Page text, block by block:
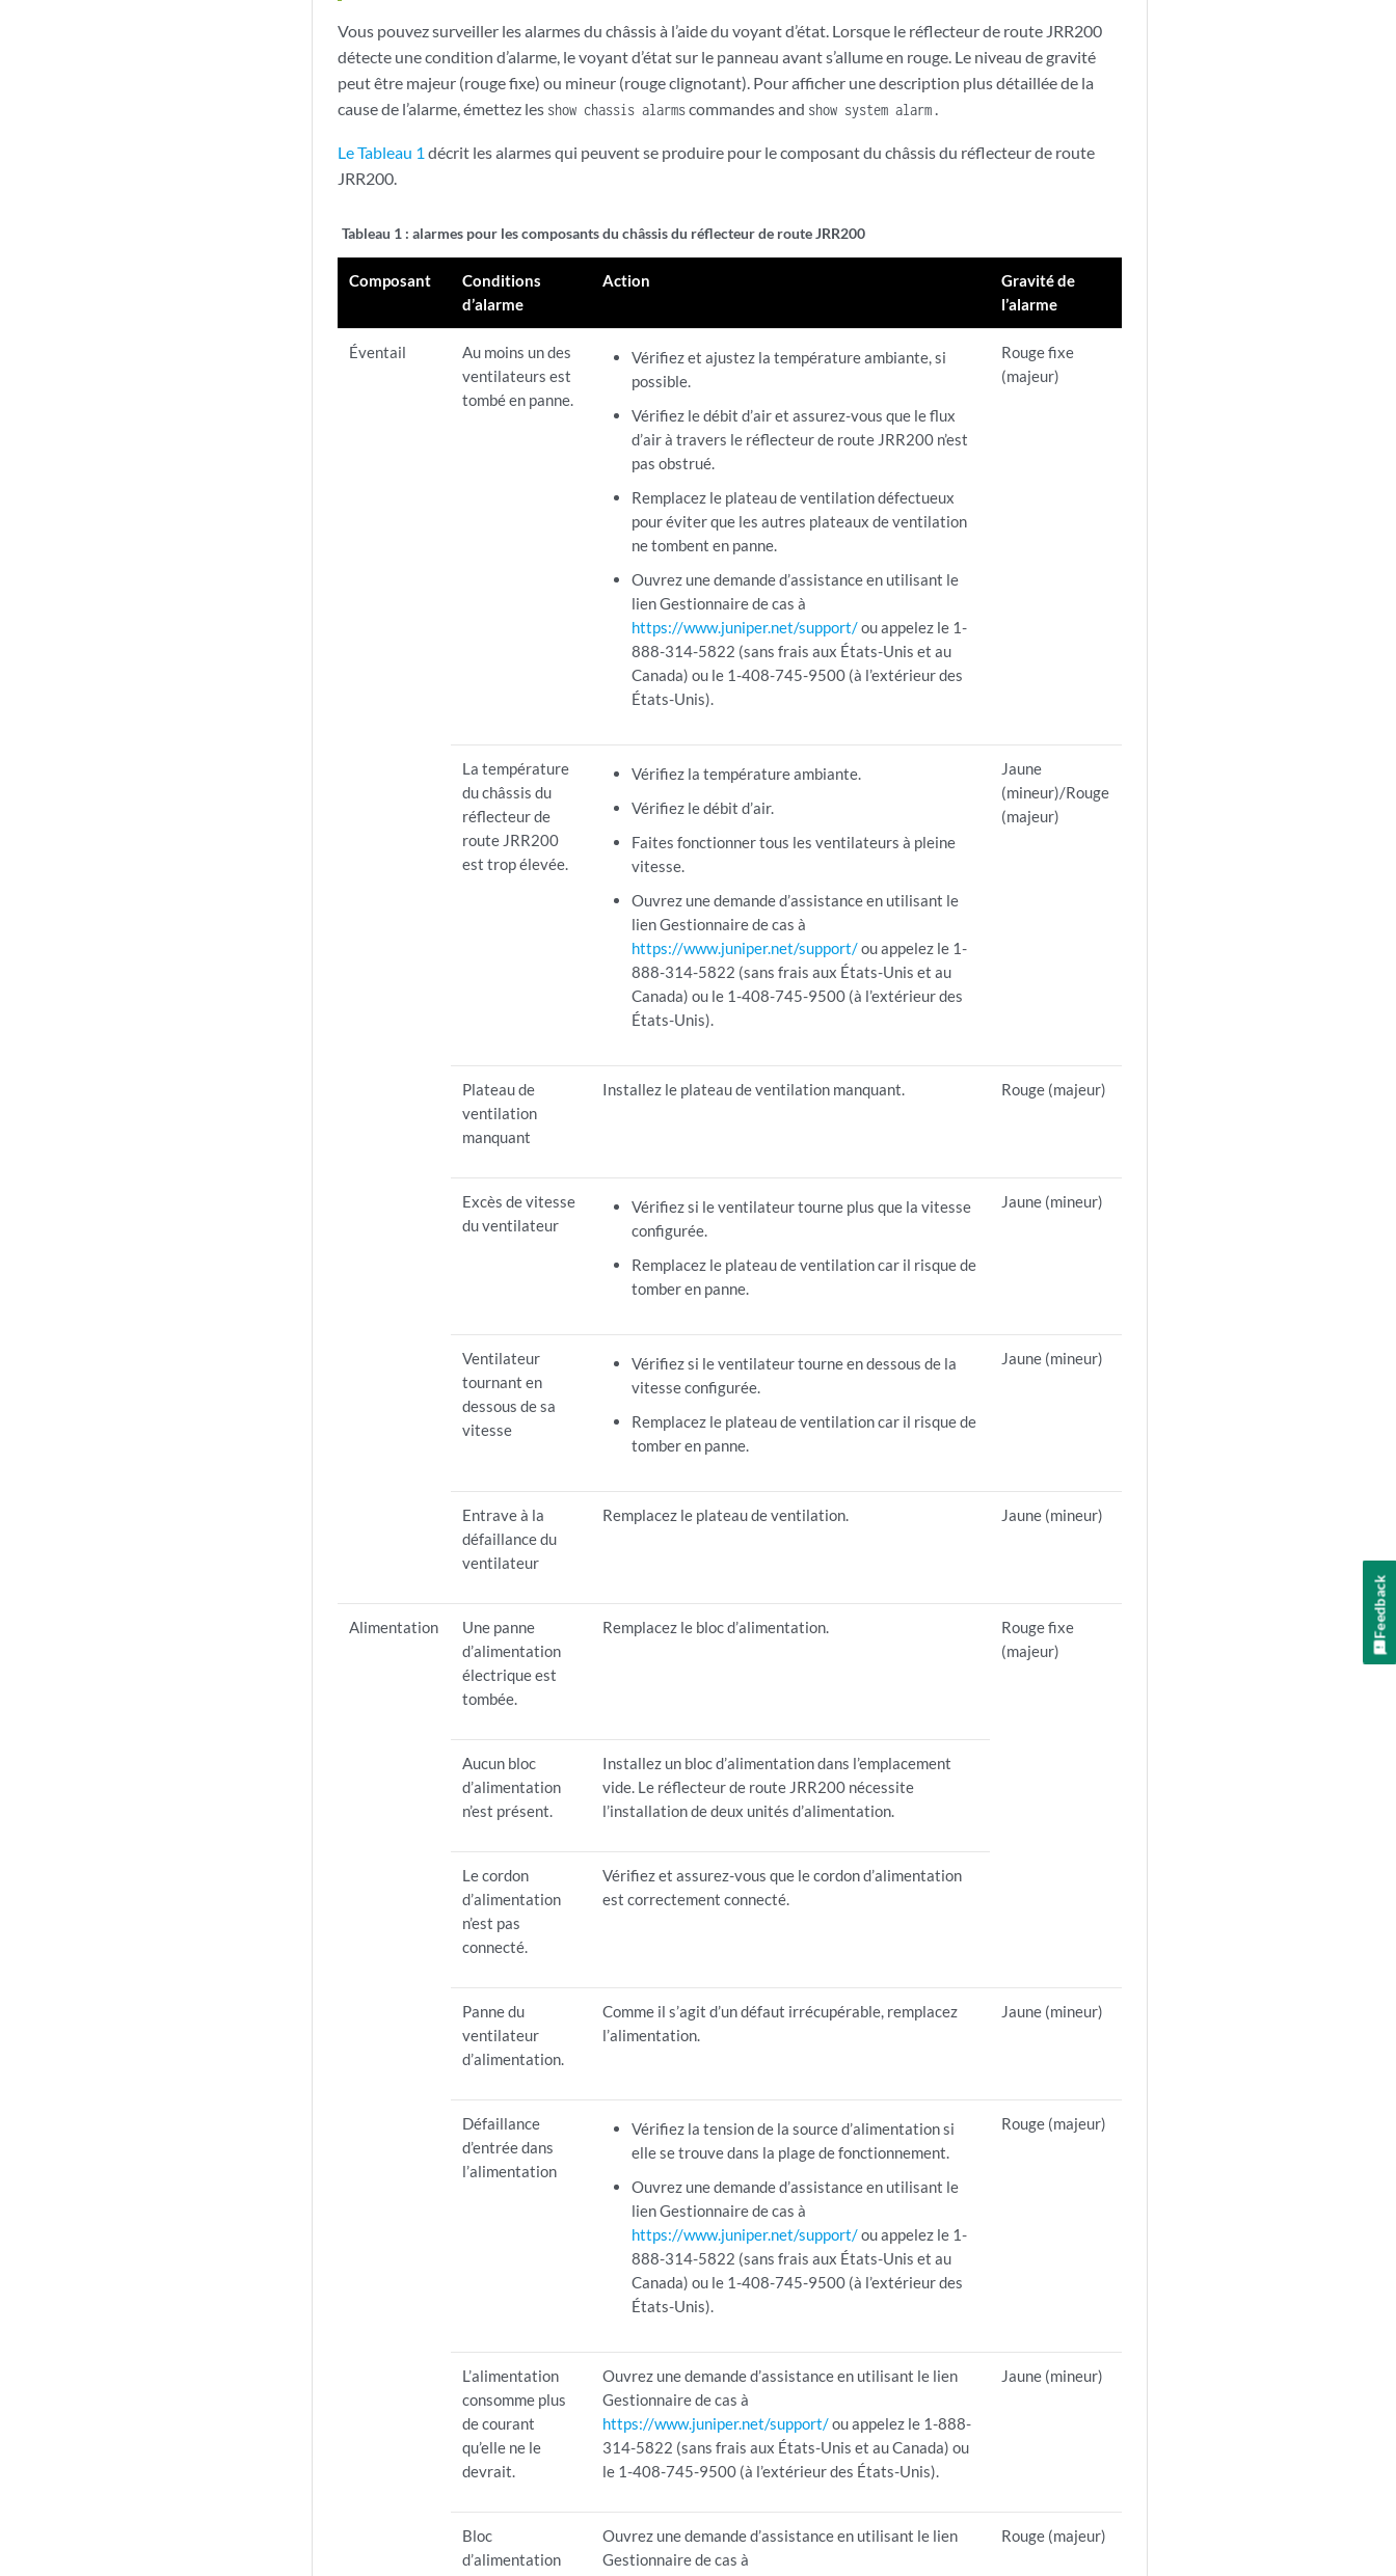
Vous pouvez surveiller les alarmes du châssis à l’aide du voyant d’état. Lorsque le réflecteur de route JRR200
détecte une condition d’alarme, le voyant d’état sur le panneau avant s’allume en rouge. Le niveau de gravité
peut être majeur (rouge fixe) ou mineur (rouge clignotant). Pour afficher une description plus détaillée de la
cause de l’alarme, émettez les show chassis alarmscommandes and show system alarm .
Le Tableau 1 décrit les alarmes qui peuvent se produire pour le composant du châssis du réflecteur de route
JRR200.
Tableau 1 : alarmes pour les composants du châssis du réflecteur de route JRR200
Composant
Conditions
d’alarme
Action
Gravité de
l’alarme
Éventail
Au moins un des
ventilateurs est
tombé en panne.
Vérifiez et ajustez la température ambiante, si
possible.
Vérifiez le débit d’air et assurez-vous que le flux
d’air à travers le réflecteur de route JRR200 n’est
pas obstrué.
Remplacez le plateau de ventilation défectueux
pour éviter que les autres plateaux de ventilation
ne tombent en panne.
Ouvrez une demande d’assistance en utilisant le
lien Gestionnaire de cas à
https://www.juniper.net/support/ou appelez le 1-
888-314-5822 (sans frais aux États-Unis et au
Canada) ou le 1-408-745-9500 (à l’extérieur des
États-Unis).
Rouge fixe
(majeur)
La température
du châssis du
réflecteur de
route JRR200
est trop élevée.
Vérifiez la température ambiante.
Vérifiez le débit d’air.
Faites fonctionner tous les ventilateurs à pleine
vitesse.
Ouvrez une demande d’assistance en utilisant le
lien Gestionnaire de cas à
https://www.juniper.net/support/ou appelez le 1-
888-314-5822 (sans frais aux États-Unis et au
Canada) ou le 1-408-745-9500 (à l’extérieur des
États-Unis).
Jaune
(mineur)/Rouge
(majeur)
Plateau de
ventilation
manquant
Installez le plateau de ventilation manquant. Rouge (majeur)
Excès de vitesse
du ventilateur
Vérifiez si le ventilateur tourne plus que la vitesse
configurée.
Remplacez le plateau de ventilation car il risque de
tomber en panne.
Jaune (mineur)
Ventilateur
tournant en
dessous de sa
vitesse
Vérifiez si le ventilateur tourne en dessous de la
vitesse configurée.
Remplacez le plateau de ventilation car il risque de
tomber en panne.
Jaune (mineur)
Entrave à la
défaillance du
ventilateur
Remplacez le plateau de ventilation. Jaune (mineur)
Alimentation
Une panne
d’alimentation
électrique est
tombée.
Remplacez le bloc d’alimentation.
Rouge fixe
(majeur)
Aucun bloc
d’alimentation
n’est présent.
Installez un bloc d’alimentation dans l’emplacement
vide. Le réflecteur de route JRR200 nécessite
l’installation de deux unités d’alimentation.
Le cordon
d’alimentation
n’est pas
connecté.
Vérifiez et assurez-vous que le cordon d’alimentation
est correctement connecté.
Panne du
ventilateur
d’alimentation.
Comme il s’agit d’un défaut irrécupérable, remplacez
l’alimentation.
Jaune (mineur)
Défaillance
d’entrée dans
l’alimentation
Vérifiez la tension de la source d’alimentation si
elle se trouve dans la plage de fonctionnement.
Ouvrez une demande d’assistance en utilisant le
lien Gestionnaire de cas à
https://www.juniper.net/support/ou appelez le 1-
888-314-5822 (sans frais aux États-Unis et au
Canada) ou le 1-408-745-9500 (à l’extérieur des
États-Unis).
Rouge (majeur)
L’alimentation
consomme plus
de courant
qu’elle ne le
devrait.
Ouvrez une demande d’assistance en utilisant le lien
Gestionnaire de cas à
https://www.juniper.net/support/ou appelez le 1-888-
314-5822 (sans frais aux États-Unis et au Canada) ou
le 1-408-745-9500 (à l’extérieur des États-Unis).
Jaune (mineur)
Bloc
d’alimentation
Ouvrez une demande d’assistance en utilisant le lien
Gestionnaire de cas à
Rouge (majeur)
Feedback